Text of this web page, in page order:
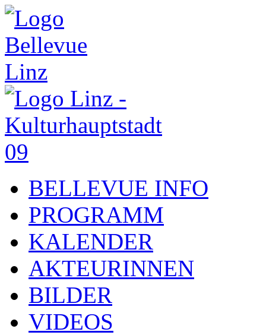
BELLEVUE INFO
PROGRAMM
KALENDER
AKTEURINNEN
BILDER
VIDEOS